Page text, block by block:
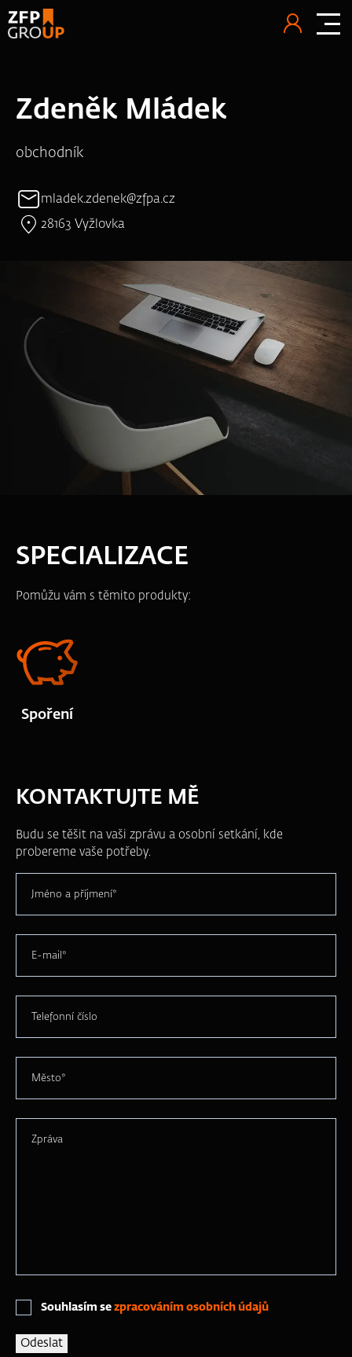
Zdeněk Mládek
obchodník
mladek.zdenek@zfpa.cz
28163 Vyžlovka
SPECIALIZACE
Pomůžu vám s těmito produkty:
Spoření
KONTAKTUJTE MĚ
Budu se těšit na vaši zprávu a osobní setkání, kde
probereme vaše potřeby.
Jméno a příjmení*
E-mail*
Telefonní číslo
Město*
Zpráva
Souhlasím se zpracováním osobních údajů